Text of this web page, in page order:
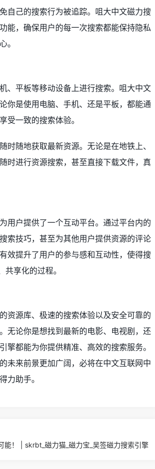
自己的搜索行为被追踪。咀大中文磁力搜
能，确保用户的每一次搜索都能保持隐私
。
、平板等移动设备上进行搜索。咀大中文
你是使用电脑、手机、还是平板，都能通
受一致的搜索体验。
随地获取最新资源。无论是在地铁上、
时进行资源搜索，甚至直接下载文件，真
用户提供了一个互动平台。通过平台内的
索技巧，甚至为其他用户提供资源的评论
效提升了用户的参与感和互动性，使得搜
享化的过程。
资源库、极速的搜索体验以及安全可靠的
无论你是想找到最新的电影、电视剧，还
都能为你提供精准、高效的搜索服务。
未来前景更加广阔，必将在中文互联网中
力助手。
！ | skrbt_磁力猫_磁力宝_吴签磁力搜索引擎